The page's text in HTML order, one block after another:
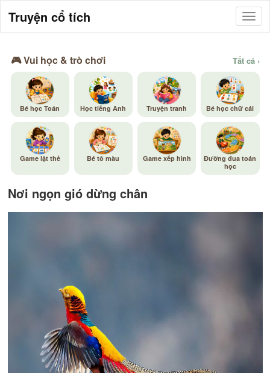
Truyện cổ tích
🎮 Vui học & trò chơi Tất cả ›
Bé học Toán Học tiếng Anh Truyện tranh Bé học chữ cái
Game lật thẻ Bé tô màu Game xếp hình
Đường đua toán
học
Nơi ngọn gió dừng chân